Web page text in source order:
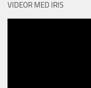
VIDEOR MED IRIS